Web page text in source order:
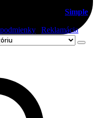
Simple
Reklamácia